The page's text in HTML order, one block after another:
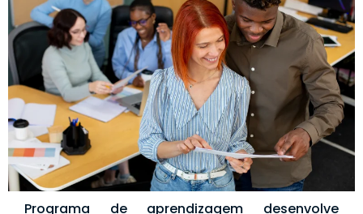
Programa de aprendizagem desenvolve